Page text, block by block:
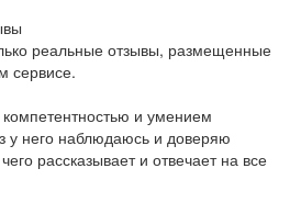
реальные отзывы, размещенные
сервисе.
и умением
у него наблюдаюсь и доверяю
рассказывает и отвечает на все